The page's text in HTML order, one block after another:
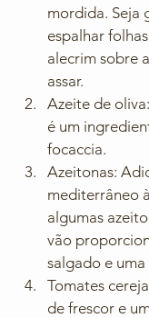
mordida. Seja
espalhar
alecrim sobre
assar.
Azeite de
é um
focaccia.
Azeitonas:
mediterrâneo
algumas
vão
salgado e
Tomates
de frescor e